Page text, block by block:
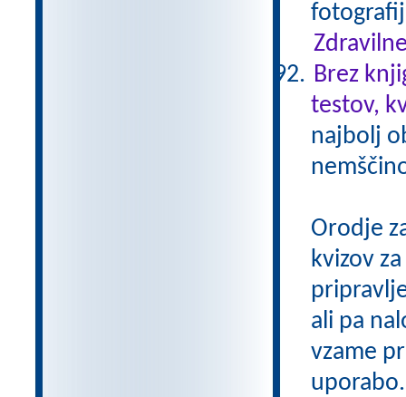
Brez
testov,
najbolj
Orodje
kvizov za
ali pa
vzame
uporabo.